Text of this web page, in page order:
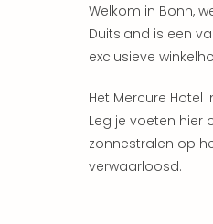
Welkom in Bonn,
Duitsland is een
exclusieve
Het Mercure Hotel
Leg je voeten hier
zonnestralen op
verwaarloosd.